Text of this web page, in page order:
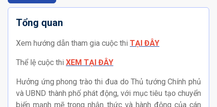
Tổng quan
Xem hướng dẫn tham gia cuộc thi TẠI ĐÂY
Thể lệ cuộc thi XEM TẠI ĐÂY
Hưởng ứng phong trào thi đua do Thủ tướng Chính phủ
và UBND thành phố phát động, với mục tiêu tạo chuyển
biến mạnh mẽ trong nhận thức và hành động của cán